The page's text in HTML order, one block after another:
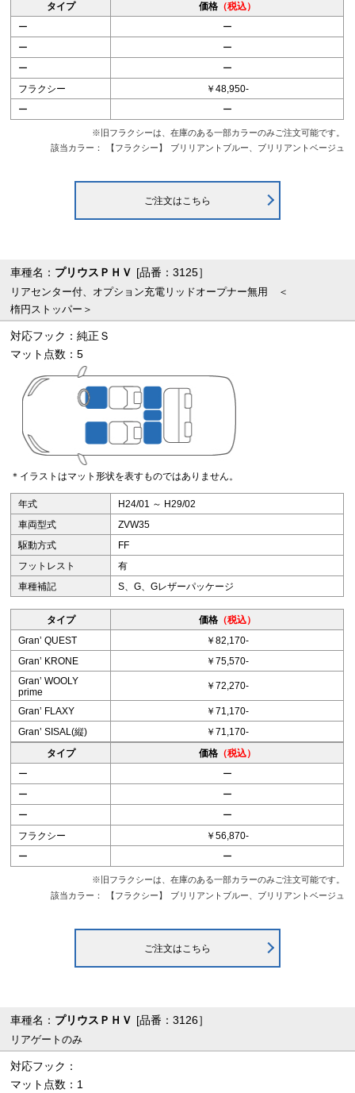
タイプ
価格（税込）
ー
ー
ー
ー
ー
ー
フラクシー
￥48,950-
ー
ー
※旧フラクシーは、在庫のある一部カラーのみご注文可能です。
該当カラー：
【フラクシー】 ブリリアントブルー、ブリリアントベージュ
ご注文はこちら
車種名： プリウスＰＨＶ [品番：3125］
リアセンター付、オプション充電リッドオープナー無用 ＜
楕円ストッパー＞
対応フック：純正Ｓ
マット点数：5
＊イラストはマット形状を表すものではありません。
年式
H24/01 ～ H29/02
車両型式
ZVW35
駆動方式
FF
フットレスト
有
車種補記
S、G、Gレザーパッケージ
タイプ 価格（税込）
Granʼ QUEST
￥82,170-
Granʼ KRONE
￥75,570-
Granʼ WOOLY
prime
￥72,270-
Granʼ FLAXY
￥71,170-
Granʼ SISAL(縦)
￥71,170-
タイプ
価格（税込）
ー
ー
ー
ー
ー
ー
フラクシー
￥56,870-
ー
ー
※旧フラクシーは、在庫のある一部カラーのみご注文可能です。
該当カラー：
【フラクシー】 ブリリアントブルー、ブリリアントベージュ
ご注文はこちら
車種名： プリウスＰＨＶ [品番：3126］
リアゲートのみ
対応フック：
マット点数：1